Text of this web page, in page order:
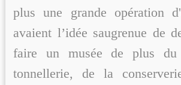
plus une grande opération
avaient l’idée saugrenue de
faire un musée de plus
tonnellerie, de la